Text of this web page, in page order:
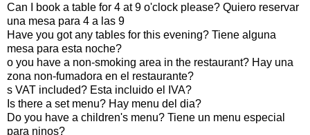
Can I book a table for 4 at 9 o'clock please? Quiero reservar
una mesa para 4 a las 9
Have you got any tables for this evening? Tiene alguna
mesa para esta noche?
o you have a non-smoking area in the restaurant? Hay una
zona non-fumadora en el restaurante?
s VAT included? Esta incluido el IVA?
Is there a set menu? Hay menu del dia?
Do you have a children's menu? Tiene un menu especial
para ninos?